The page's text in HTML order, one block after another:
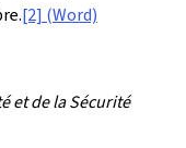
[2] (Word)
et de la Sécurité